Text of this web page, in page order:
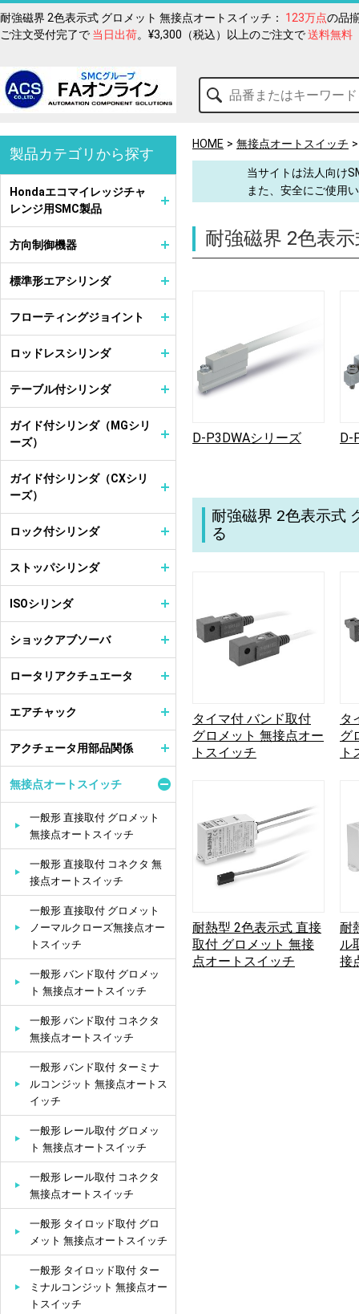
耐強磁界 2色表示式 グロメット 無接点オートスイッチ： 123万点の品
ご注文受付完了で 当日出荷。¥3,300（税込）以上のご注文で送料無料
HOME 無接点オートスイッチ
当サイトは法人向け
また、安全にご使用
耐強磁界 2色表
D-P3DWAシリーズ D-
耐強磁界 2色表示式
る
タイマ付 バンド取付
グロメット 無接点オー
トスイッチ
タ
グ
ト
耐熱型 2色表示式 直接
取付 グロメット 無接
点オートスイッチ
耐
ル
接
製品カテゴリから探す
Hondaエコマイレッジチャ
レンジ用SMC製品
方向制御機器
標準形エアシリンダ
フローティングジョイント
ロッドレスシリンダ
テーブル付シリンダ
ガイド付シリンダ（MGシリ
ーズ）
ガイド付シリンダ（CXシリ
ーズ）
ロック付シリンダ
ストッパシリンダ
ISOシリンダ
ショックアブソーバ
ロータリアクチュエータ
エアチャック
アクチェータ用部品関係
無接点オートスイッチ
一般形 直接取付 グロメット
無接点オートスイッチ
一般形 直接取付 コネクタ 無
接点オートスイッチ
一般形 直接取付 グロメット
ノーマルクローズ無接点オー
トスイッチ
一般形 バンド取付 グロメッ
ト 無接点オートスイッチ
一般形 バンド取付 コネクタ
無接点オートスイッチ
一般形 バンド取付 ターミナ
ルコンジット 無接点オートス
イッチ
一般形 レール取付 グロメッ
ト 無接点オートスイッチ
一般形 レール取付 コネクタ
無接点オートスイッチ
一般形 タイロッド取付 グロ
メット 無接点オートスイッチ
一般形 タイロッド取付 ター
ミナルコンジット 無接点オー
トスイッチ